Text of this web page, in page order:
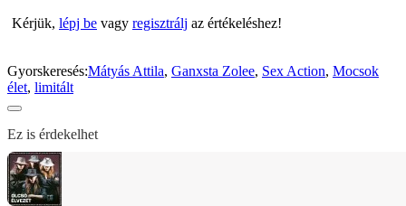
Kérjük, lépj be vagy regisztrálj az értékeléshez!
Gyorskeresés:Mátyás Attila, Ganxsta Zolee, Sex Action, Mocsok
élet, limitált
Ez is érdekelhet